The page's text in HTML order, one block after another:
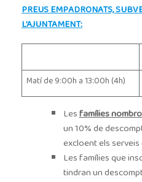
PREUS EMPADRONATS,
L’AJUNTAMENT:
Matí de 9:00h a 13:00h (4h)
Lesfamílies
un 10% de
excloent els serveis
Les famílies que
tindran un